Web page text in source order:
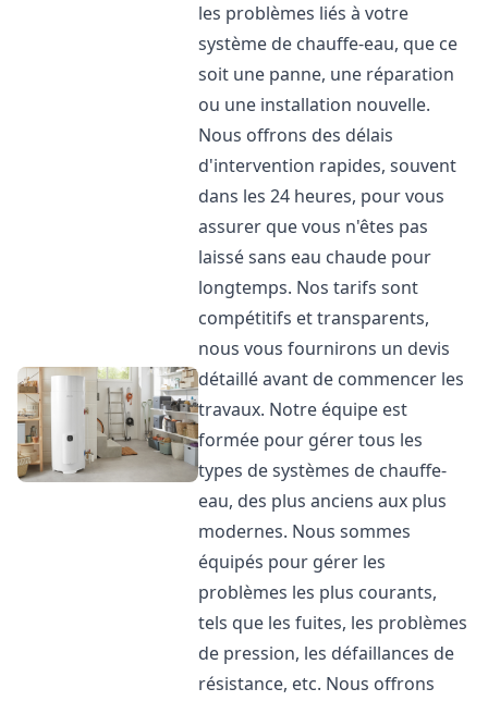
les problèmes liés à votre
système de chauffe-eau, que ce
soit une panne, une réparation
ou une installation nouvelle.
Nous offrons des délais
d'intervention rapides, souvent
dans les 24 heures, pour vous
assurer que vous n'êtes pas
laissé sans eau chaude pour
longtemps. Nos tarifs sont
compétitifs et transparents,
nous vous fournirons un devis
détaillé avant de commencer les
travaux. Notre équipe est
formée pour gérer tous les
types de systèmes de chauffe-
eau, des plus anciens aux plus
modernes. Nous sommes
équipés pour gérer les
problèmes les plus courants,
tels que les fuites, les problèmes
de pression, les défaillances de
résistance, etc. Nous offrons